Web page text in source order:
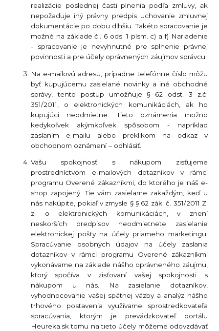
realizácie poslednej časti plnenia podľa zmluvy, ak
nepožaduje iný právny predpis uchovanie zmluvnej
dokumentácie po dobu dlhšiu. Takéto spracovanie je
možné na základe čl. 6 ods. 1 písm. c) a f) Nariadenie
- spracovanie je nevyhnutné pre splnenie právnej
povinnosti a pre účely oprávnených záujmov správcu.
Na e-mailovú adresu, prípadne telefónne číslo môžu
byť kupujúcemu zasielané novinky a iné obchodné
správy, tento postup umožňuje § 62 odst. 3 z.č.
351/2011, o elektronických komunikáciách, ak ho
kupujúci neodmietne. Tieto oznámenia možno
kedykoľvek akýmkoľvek spôsobom - napríklad
zaslaním e-mailu alebo preklikom na odkaz v
obchodnom oznámení – odhlásiť.
Vašu spokojnosť s nákupom zisťujeme
prostredníctvom e-mailových dotazníkov v rámci
programu Overené zákazníkmi, do ktorého je náš e-
shop zapojený. Tie vám zasielame zakaždým, keď u
nás nakúpite, pokiaľ v zmysle § § 62 zák. č. 351/2011 Z.
z. o elektronických komunikáciách, v znení
neskorších predpisov neodmietnete zasielanie
elektronickej pošty na účely priameho marketingu.
Spracúvanie osobných údajov na účely zaslania
dotazníkov v rámci programu Overené zákazníkmi
vykonávame na základe nášho oprávneného záujmu,
ktorý spočíva v zisťovaní vašej spokojnosti s
nákupom u nás. Na zasielanie dotazníkov,
vyhodnocovanie vašej spätnej väzby a analýz nášho
trhového postavenia využívame sprostredkovateľa
spracúvania, ktorým je prevádzkovateľ portálu
Heureka.sk tomu na tieto účely môžeme odovzdávať